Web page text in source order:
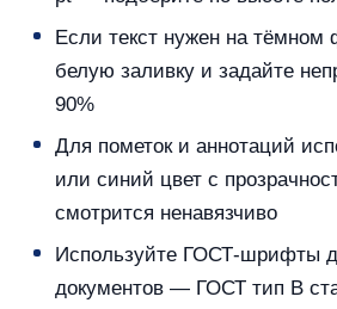
Если текст нужен на тёмном
белую заливку и задайте
90%
Для пометок и аннотаций
или синий цвет с
смотрится ненавязчиво
Используйте ГОСТ-шрифты
документов — ГОСТ тип B